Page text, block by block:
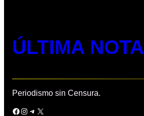
ÚLTIMA NOTA
Periodismo sin Censura.
Facebook Instagram Telegram X